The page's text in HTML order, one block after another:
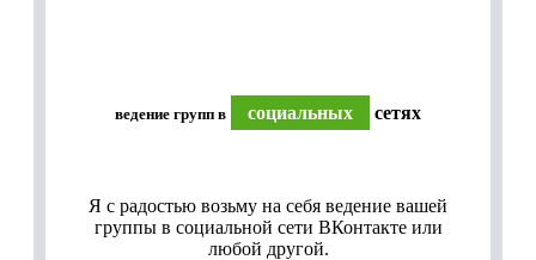
ведение групп в социальных сетях
Я с радостью возьму на себя ведение вашей
группы в социальной сети ВКонтакте или
любой другой.